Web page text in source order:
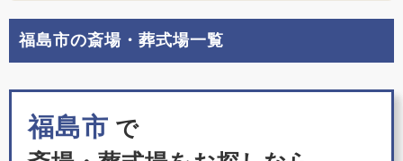
福島市の斎場・葬式場一覧
福島市 で